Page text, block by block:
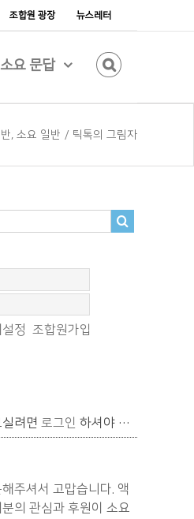
조합원 광장 뉴스레터
소요 문답
, 소요 일반 / 틱톡의 그림자
정 조합원가입
려면 로그인 하셔야 합니다.
주셔서 고맙습니다. 액
의 관심과 후원이 소요